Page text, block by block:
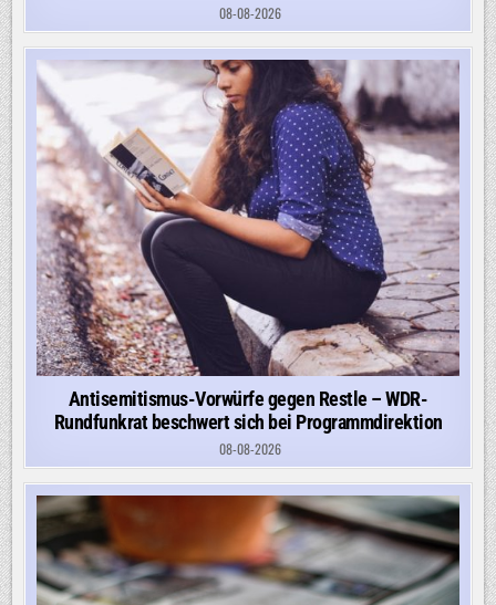
08-08-2026
Antisemitismus-Vorwürfe gegen Restle – WDR-
Rundfunkrat beschwert sich bei Programmdirektion
08-08-2026